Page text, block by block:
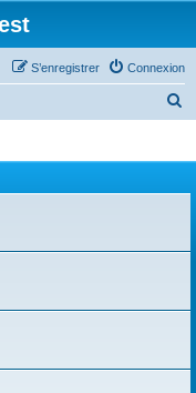
Connexion
S’enregistrer
e